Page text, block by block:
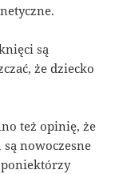
są
że dziecko
też opinię, że
nowoczesne